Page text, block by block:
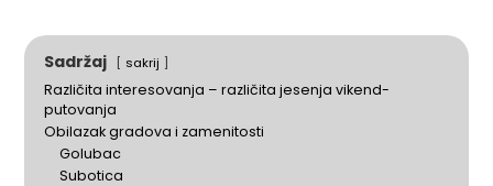
Sadržaj sakrij
Različita interesovanja – različita jesenja vikend-
putovanja
Obilazak gradova i zamenitosti
Golubac
Subotica